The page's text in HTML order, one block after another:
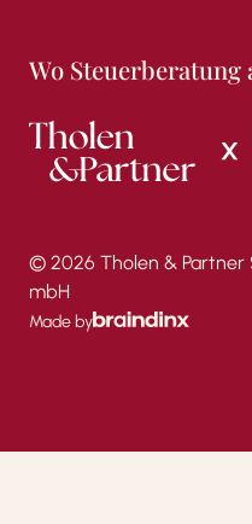
© 2026 Tholen & Partner
mbH
Made by
Wo